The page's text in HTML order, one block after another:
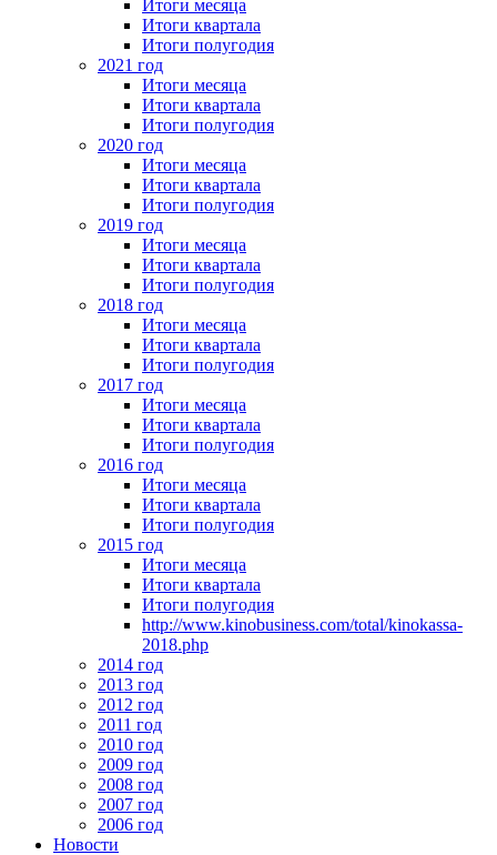
Итоги месяца
Итоги квартала
Итоги полугодия
2021 год
Итоги месяца
Итоги квартала
Итоги полугодия
2020 год
Итоги месяца
Итоги квартала
Итоги полугодия
2019 год
Итоги месяца
Итоги квартала
Итоги полугодия
2018 год
Итоги месяца
Итоги квартала
Итоги полугодия
2017 год
Итоги месяца
Итоги квартала
Итоги полугодия
2016 год
Итоги месяца
Итоги квартала
Итоги полугодия
2015 год
Итоги месяца
Итоги квартала
Итоги полугодия
http://www.kinobusiness.com/total/kinokassa-
2018.php
2014 год
2013 год
2012 год
2011 год
2010 год
2009 год
2008 год
2007 год
2006 год
Новости